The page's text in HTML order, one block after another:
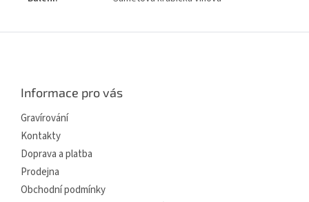
Informace pro vás
Gravírování
Kontakty
Doprava a platba
Prodejna
Obchodní podmínky